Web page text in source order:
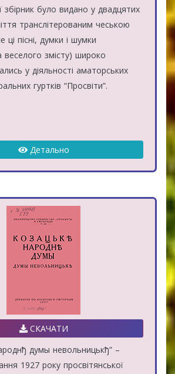
було видано у двадцятих
транслітерованим чеською
ці пісні, думки і шумки
змісту) широко
у діяльності аматорських
гуртків “Просвіти”.
Детально
СКАЧАТИ
думы невольницькђ” –
1927 року просвітянської